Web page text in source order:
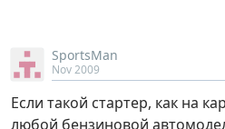
SportsMan
Nov 2009
Если такой стартер, как на
любой бензиновой